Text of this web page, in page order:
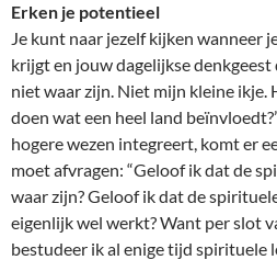
Erken je potentieel
Je kunt naar jezelf kijken wanneer
krijgt en jouw dagelijkse denkgeest
niet waar zijn. Niet mijn kleine ikje.
doen wat een heel land
hogere wezen integreert, komt er
moet afvragen: “Geloof ik dat de
waar zijn? Geloof ik dat de
eigenlijk wel werkt? Want per slot
bestudeer ik al enige tijd spirituele